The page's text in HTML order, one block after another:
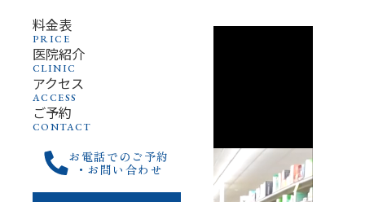
料金表
PRICE
医院紹介
CLINIC
アクセス
ACCESS
ご予約
CONTACT
お電話でのご予約
・お問い合わせ